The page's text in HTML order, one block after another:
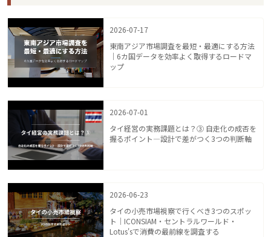
2026-07-17
東南アジア市場調査を最短・最適にする方法
｜6カ国データを効率よく取得するロードマ
ップ
2026-07-01
タイ経営の実務課題とは？③ 自走化の成否を
握るポイント—設計で差がつく3つの判断軸
2026-06-23
タイの小売市場視察で行くべき3つのスポッ
ト｜ICONSIAM・セントラルワールド・
Lotus'sで消費の最前線を調査する